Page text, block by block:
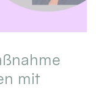
mit